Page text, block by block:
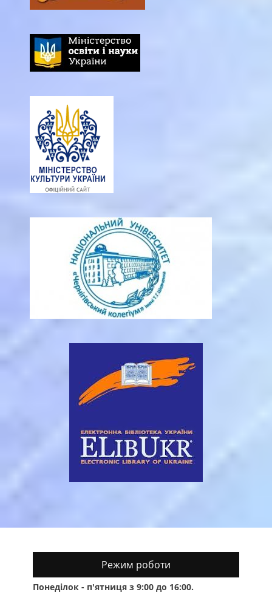
Режим роботи
Понеділок - п'ятниця з 9:00 до 16:00.